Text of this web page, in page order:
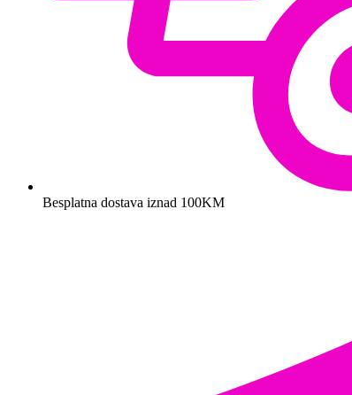
Besplatna dostava iznad 100KM